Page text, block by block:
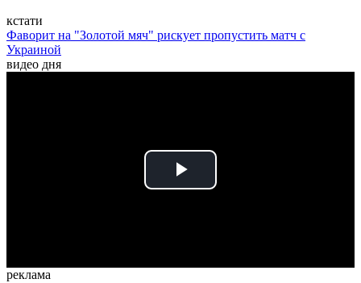
кстати
Фаворит на "Золотой мяч" рискует пропустить матч с
Украиной
видео дня
Play
реклама